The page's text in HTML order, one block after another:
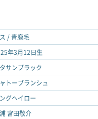
/ 青鹿毛
年3月12日生
サンブラック
トーブランシュ
グヘイロー
宮田敬介